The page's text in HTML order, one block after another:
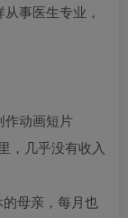
事医生专业，
作动画短片
，几乎没有收入
母亲，每月也